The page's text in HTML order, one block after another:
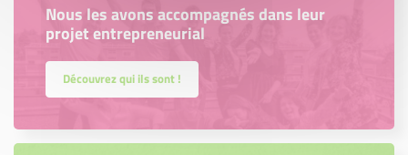
Nous les avons accompagnés dans leur
projet entrepreneurial
Découvrez qui ils sont !